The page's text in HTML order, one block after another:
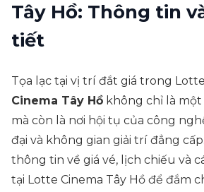
Tây Hồ: Thông tin
tiết
Tọa lạc tại vị trí đắt giá trong
Cinema Tây Hồ không chỉ là
mà còn là nơi hội tụ của công
đại và không gian giải trí đẳng
thông tin về giá vé, lịch chiếu và
tại Lotte Cinema Tây Hồ để đắm